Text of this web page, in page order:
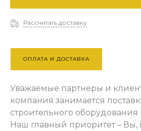
Рассчитать доставку
ОПЛАТА И ДОСТАВКА
Уважаемые партнеры и
компания занимается
строительного оборудования
Наш главный приоритет – Вы,